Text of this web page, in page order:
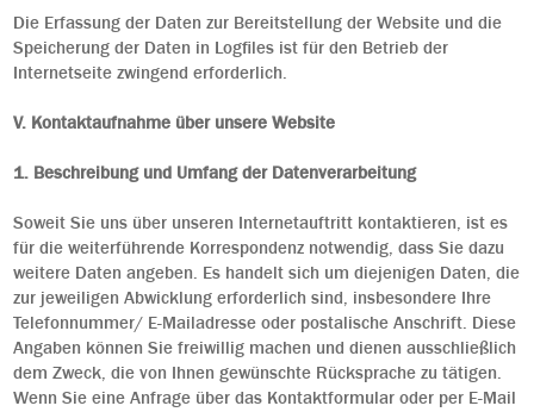
Die Erfassung der Daten zur Bereitstellung der Website und die
Speicherung der Daten in Logfiles ist für den Betrieb der
Internetseite zwingend erforderlich.
V. Kontaktaufnahme über unsere Website
1. Beschreibung und Umfang der Datenverarbeitung
Soweit Sie uns über unseren Internetauftritt kontaktieren, ist es
für die weiterführende Korrespondenz notwendig, dass Sie dazu
weitere Daten angeben. Es handelt sich um diejenigen Daten, die
zur jeweiligen Abwicklung erforderlich sind, insbesondere Ihre
Telefonnummer/ E-Mailadresse oder postalische Anschrift. Diese
Angaben können Sie freiwillig machen und dienen ausschließlich
dem Zweck, die von Ihnen gewünschte Rücksprache zu tätigen.
Wenn Sie eine Anfrage über das Kontaktformular oder per E-Mail